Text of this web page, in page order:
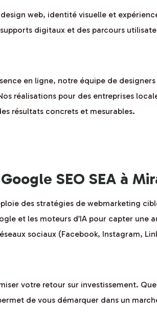
web, identité visuelle et
digitaux et des parcours
en ligne, notre équipe de designers
réalisations pour des entreprises
résultats concrets et mesurables.
SEO SEA à
des stratégies de webmarketing
et les moteurs d’IA pour capter une
sociaux (Facebook, Instagram,
votre retour sur investissement. Que
de vous démarquer dans un